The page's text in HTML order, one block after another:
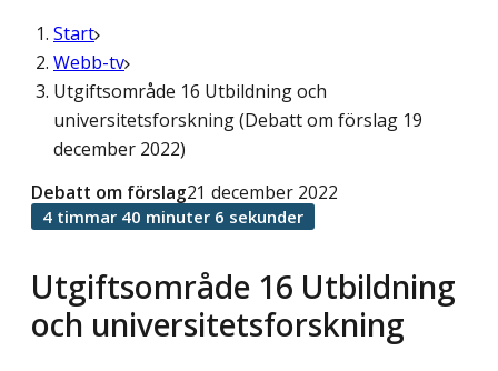
Start
Webb-tv
Utgiftsområde 16 Utbildning och
universitetsforskning (Debatt om förslag 19
december 2022)
Utgiftsområde 16 Utbildning
och universitetsforskning
Debatt om förslag21 december 2022
4 timmar 40 minuter 6 sekunder